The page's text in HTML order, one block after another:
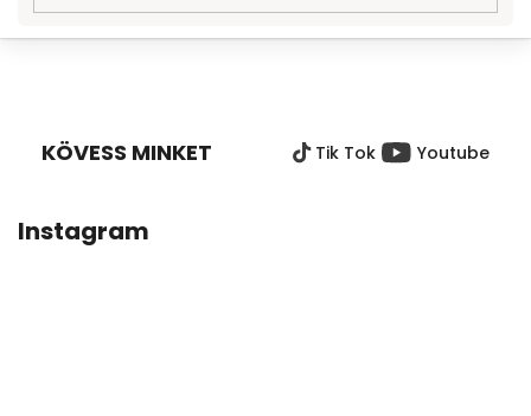
Állatok / Vasalható gyöngyök - Állatok
KÖVESS MINKET Tik Tok Youtube
Instagram